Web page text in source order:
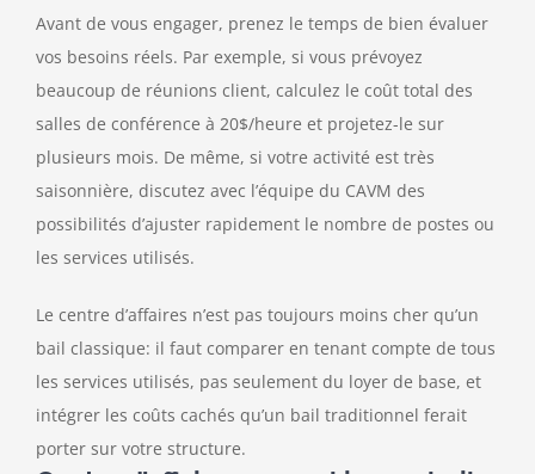
Avant de vous engager, prenez le temps de bien évaluer
vos besoins réels. Par exemple, si vous prévoyez
beaucoup de réunions client, calculez le coût total des
salles de conférence à 20$/heure et projetez-le sur
plusieurs mois. De même, si votre activité est très
saisonnière, discutez avec l’équipe du CAVM des
possibilités d’ajuster rapidement le nombre de postes ou
les services utilisés.
Le centre d’affaires n’est pas toujours moins cher qu’un
bail classique: il faut comparer en tenant compte de tous
les services utilisés, pas seulement du loyer de base, et
intégrer les coûts cachés qu’un bail traditionnel ferait
porter sur votre structure.